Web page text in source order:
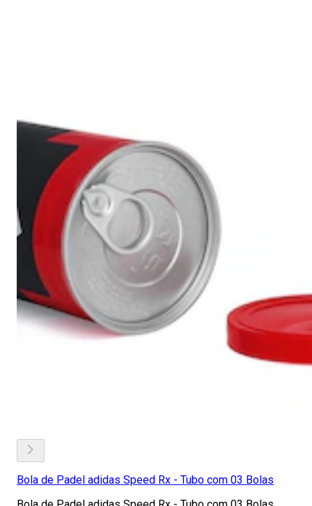
Bola de Padel adidas Speed Rx - Tubo com 03 Bolas